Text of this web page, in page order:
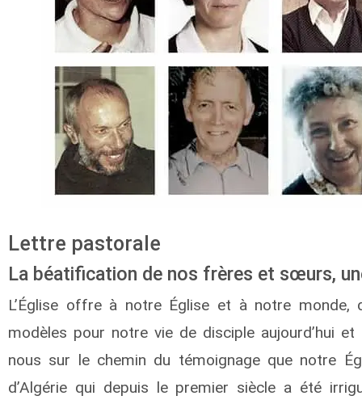
Lettre pastorale
La béatification de nos frères et sœurs,
L’Église offre à notre Église et à notre
modèles pour notre vie de disciple aujourd’hui
nous sur le chemin du témoignage que notre
d’Algérie qui depuis le premier siècle a été